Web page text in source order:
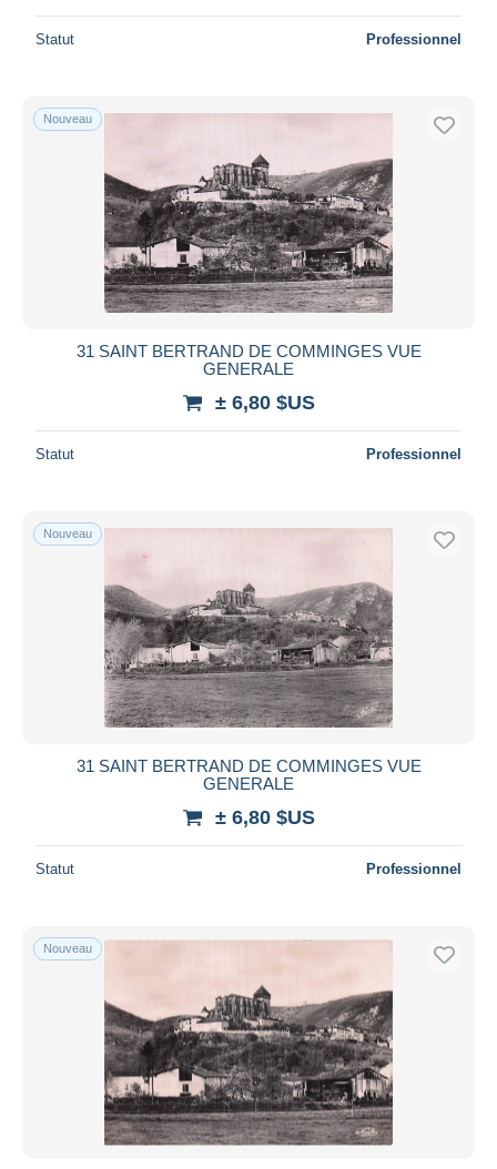
Statut Professionnel
Nouveau
31 SAINT BERTRAND DE COMMINGES VUE
GENERALE
± 6,80 $US
Statut Professionnel
Nouveau
31 SAINT BERTRAND DE COMMINGES VUE
GENERALE
± 6,80 $US
Statut Professionnel
Nouveau